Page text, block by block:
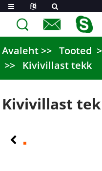
Avaleht Tooted
Kivivillast tekk
Kivivillast